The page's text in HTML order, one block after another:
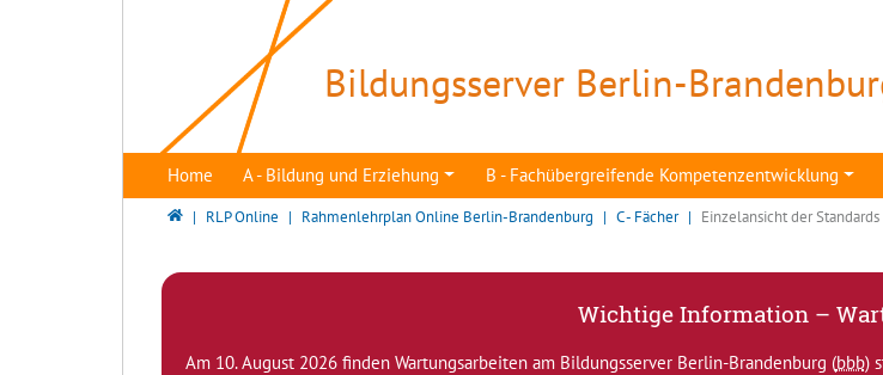
Bildungsserver Berlin-
Home A - Bildung und Erziehung B - Fachübergreifende Kompetenzentwicklung
Bildungsserver Berlin - Brandenburg
RLP Online Rahmenlehrplan Online Berlin-Brandenburg C - Fächer Einzelansicht der Standards
Wichtige Information –
Am 10. August 2026 finden Wartungsarbeiten am Bildungsserver Berlin-Brandenburg (bbb)